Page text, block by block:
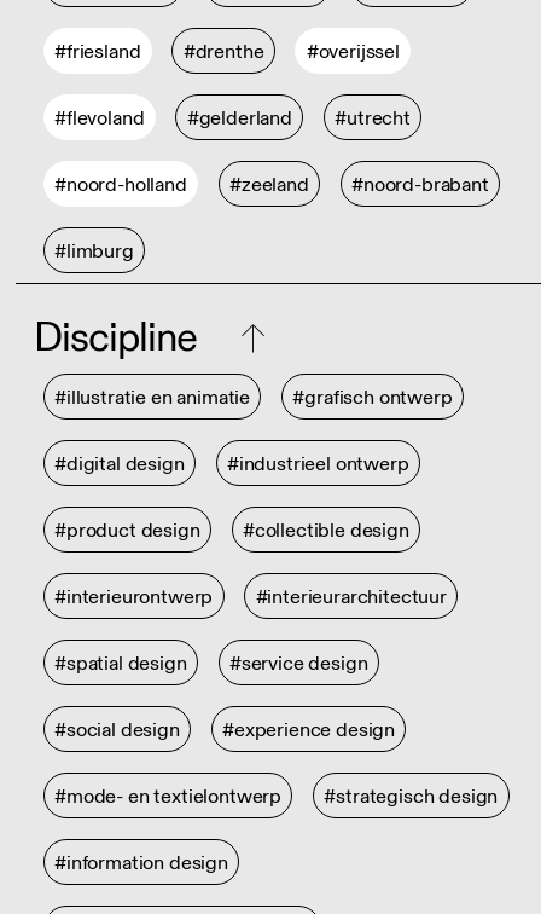
#friesland #drenthe #overijssel
#flevoland #gelderland #utrecht
#noord-holland #zeeland #noord-brabant
#limburg
Discipline
#illustratie en animatie #grafisch ontwerp
#digital design #industrieel ontwerp
#product design #collectible design
#interieurontwerp #interieurarchitectuur
#spatial design #service design
#social design #experience design
#mode- en textielontwerp #strategisch design
#information design